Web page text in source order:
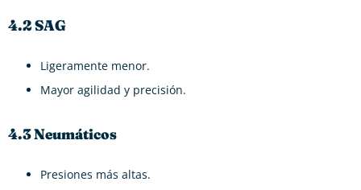
4.2 SAG
Ligeramente menor.
Mayor agilidad y precisión.
4.3 Neumáticos
Presiones más altas.